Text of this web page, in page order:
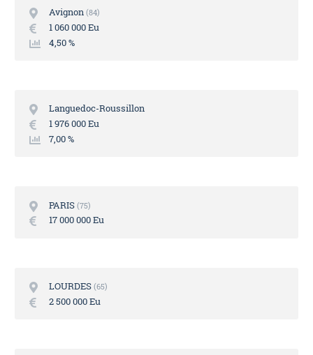
Avignon 84
1 060 000 Eu
4,50 %
Languedoc-Roussillon
1 976 000 Eu
7,00 %
PARIS 75
17 000 000 Eu
LOURDES 65
2 500 000 Eu